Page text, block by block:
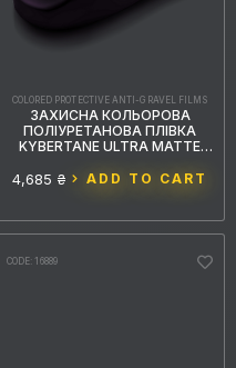
COLORED PROTECTIVE ANTI-GRAVEL FILMS
ЗАХИСНА КОЛЬОРОВА
ПОЛІУРЕТАНОВА ПЛІВКА
KYBERTANE ULTRA MATTE
1.52MX15M
4,685 ₴ ADD TO CART
CODE: 16889